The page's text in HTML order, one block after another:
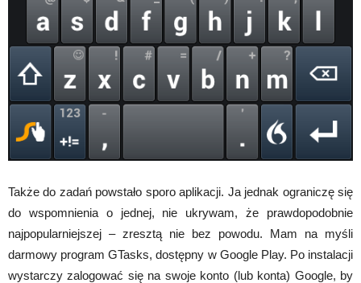
Także do zadań powstało sporo aplikacji. Ja jednak ograniczę się
do wspomnienia o jednej, nie ukrywam, że prawdopodobnie
najpopularniejszej – zresztą nie bez powodu. Mam na myśli
darmowy program GTasks, dostępny w Google Play. Po instalacji
wystarczy zalogować się na swoje konto (lub konta) Google, by